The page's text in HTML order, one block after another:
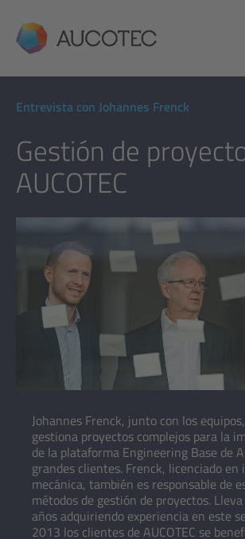
AUCOTEC
Entrevista con Johannes Frenck
Gestión de
AUCOTEC
Johannes Frenck, junto con los
gestiona proyectos complejos para la
de la plataforma Engineering Base de
grandes clientes. Frenck, licenciado en
mecánica, también es responsable de
métodos de gestión de proyectos.
años adquiriendo experiencia en este
2013 los clientes de AUCOTEC se